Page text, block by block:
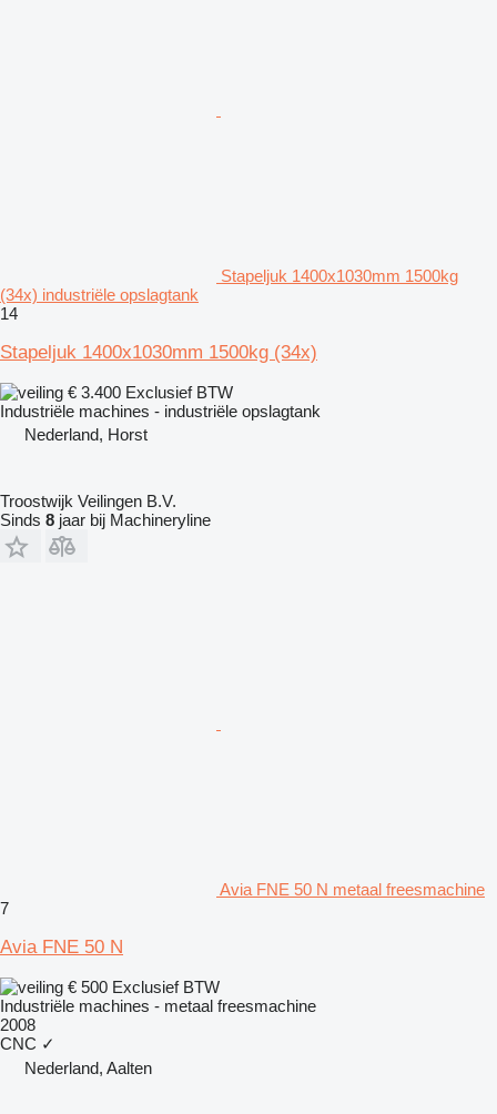
Stapeljuk 1400x1030mm 1500kg
(34x) industriële opslagtank
14
Stapeljuk 1400x1030mm 1500kg (34x)
€ 3.400 Exclusief BTW
Industriële machines - industriële opslagtank
Nederland, Horst
Troostwijk Veilingen B.V.
Sinds 8 jaar bij Machineryline
Avia FNE 50 N metaal freesmachine
7
Avia FNE 50 N
€ 500 Exclusief BTW
Industriële machines - metaal freesmachine
2008
CNC ✓
Nederland, Aalten